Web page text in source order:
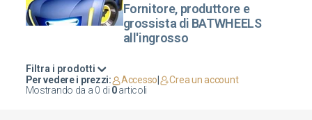
Fornitore, produttore e
grossista di BATWHEELS
all'ingrosso
Filtra i prodotti
Mostrando da a 0 di 0articoli
Per vedere i prezzi: Accesso Crea un account